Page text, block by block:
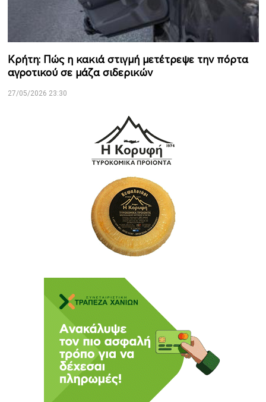
Κρήτη: Πώς η κακιά στιγμή μετέτρεψε την πόρτα
αγροτικού σε μάζα σιδερικών
27/05/2026 23:30